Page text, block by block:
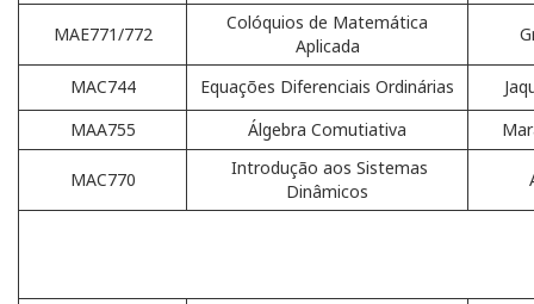
MAE771/772
Colóquios de Matemática
Aplicada
MAC744 Equações Diferenciais Ordinárias
MAA755
Álgebra Comutiativa
MAC770
Introdução aos Sistemas
Dinâmicos